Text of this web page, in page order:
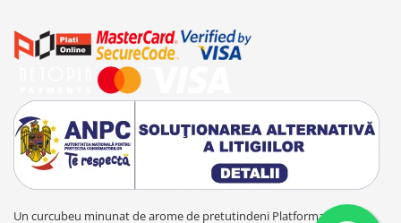
Un curcubeu minunat de arome de pretutindeni Platforma E-